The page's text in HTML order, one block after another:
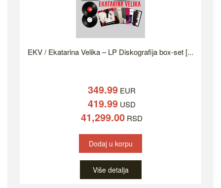
EKV / Ekatarina Velika – LP Diskografija box-set [...
349.99 EUR
419.99 USD
41,299.00 RSD
Dodaj u korpu
Više detalja